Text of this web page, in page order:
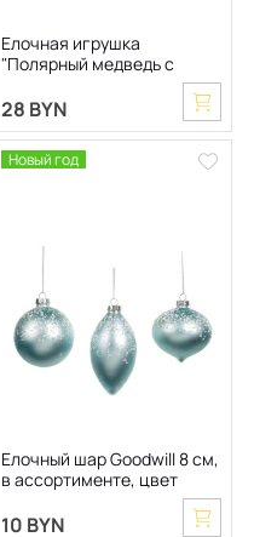
Елочная игрушка
"Полярный медведь с
ассортименте
28 BYN
Новый год
Елочный шар Goodwill 8 см,
в ассортименте, цвет
10 BYN